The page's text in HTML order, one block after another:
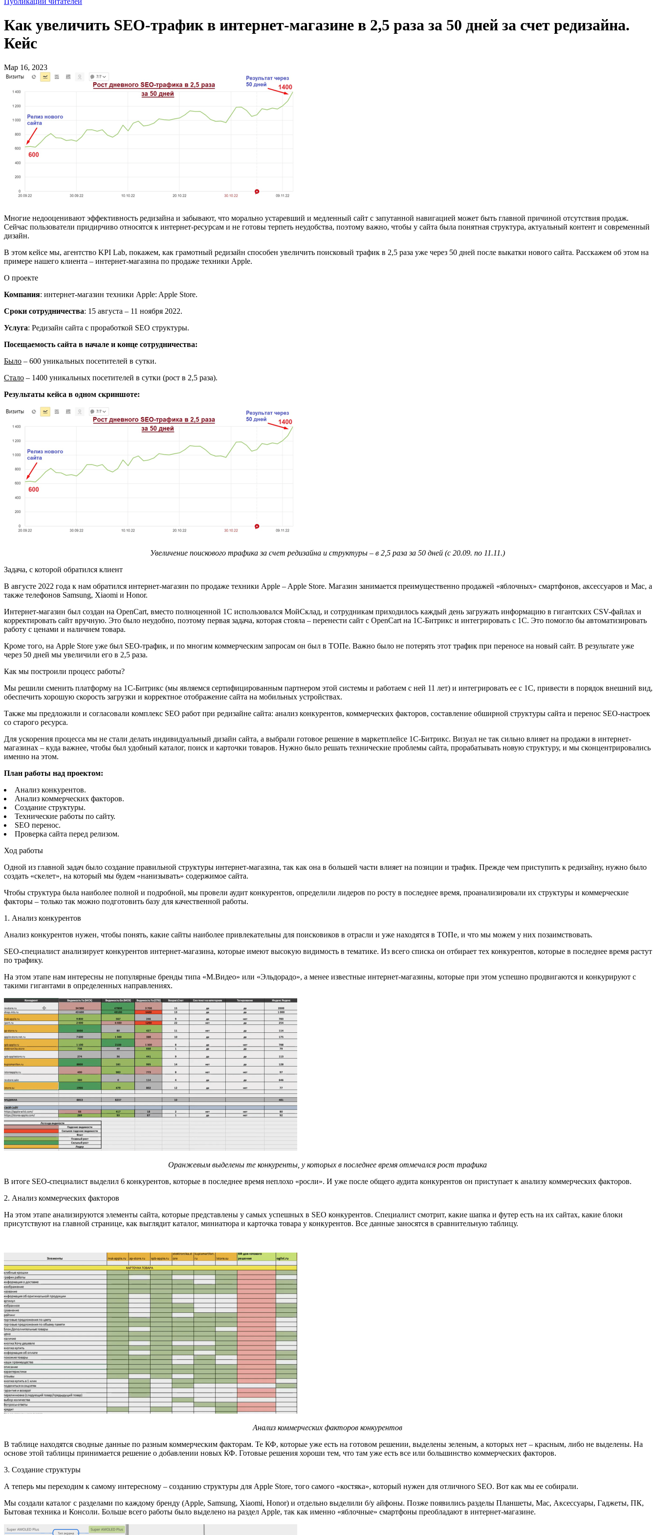
Как увеличить SEO-трафик в интернет-магазине в 2,5 раза за 50 дней за счет редизайна.
Кейс
Мар 16, 2023
Многие недооценивают эффективность редизайна и забывают, что морально устаревший и медленный сайт с запутанной навигацией может быть главной причиной отсутствия продаж.
Сейчас пользователи придирчиво относятся к интернет-ресурсам и не готовы терпеть неудобства, поэтому важно, чтобы у сайта была понятная структура, актуальный контент и современный
дизайн.
В этом кейсе мы, агентство KPI Lab, покажем, как грамотный редизайн способен увеличить поисковый трафик в 2,5 раза уже через 50 дней после выкатки нового сайта. Расскажем об этом на
примере нашего клиента – интернет-магазина по продаже техники Apple.
О проекте
Компания: интернет-магазин техники Apple: Apple Store.
Сроки сотрудничества: 15 августа – 11 ноября 2022.
Услуга: Редизайн сайта с проработкой SEO структуры.
Посещаемость сайта в начале и конце сотрудничества:
Было – 600 уникальных посетителей в сутки.
Cтало – 1400 уникальных посетителей в сутки (рост в 2,5 раза).
Результаты кейса в одном скриншоте:
Увеличение поискового трафика за счет редизайна и структуры – в 2,5 раза за 50 дней (с 20.09. по 11.11.)
Задача, с которой обратился клиент
В августе 2022 года к нам обратился интернет-магазин по продаже техники Apple – Apple Store. Магазин занимается преимущественно продажей «яблочных» смартфонов, аксессуаров и Mac, а
также телефонов Samsung, Xiaomi и Honor.
Интернет-магазин был создан на OpenCart, вместо полноценной 1С использовался МойСклад, и сотрудникам приходилось каждый день загружать информацию в гигантских CSV-файлах и
корректировать сайт вручную. Это было неудобно, поэтому первая задача, которая стояла – перенести сайт с OpenCart на 1С-Битрикс и интегрировать с 1С. Это помогло бы автоматизировать
работу с ценами и наличием товара.
Кроме того, на Apple Store уже был SEO-трафик, и по многим коммерческим запросам он был в ТОПе. Важно было не потерять этот трафик при переносе на новый сайт. В результате уже
через 50 дней мы увеличили его в 2,5 раза.
Как мы построили процесс работы?
Мы решили сменить платформу на 1С-Битрикс (мы являемся сертифицированным партнером этой системы и работаем с ней 11 лет) и интегрировать ее с 1С, привести в порядок внешний вид,
обеспечить хорошую скорость загрузки и корректное отображение сайта на мобильных устройствах.
Также мы предложили и согласовали комплекс SEO работ при редизайне сайта: анализ конкурентов, коммерческих факторов, составление обширной структуры сайта и перенос SEO-настроек
со старого ресурса.
Для ускорения процесса мы не стали делать индивидуальный дизайн сайта, а выбрали готовое решение в маркетплейсе 1С-Битрикс. Визуал не так сильно влияет на продажи в интернет-
магазинах – куда важнее, чтобы был удобный каталог, поиск и карточки товаров. Нужно было решать технические проблемы сайта, прорабатывать новую структуру, и мы сконцентрировались
именно на этом.
План работы над проектом:
Анализ конкурентов.
Анализ коммерческих факторов.
Создание структуры.
Технические работы по сайту.
SEO перенос.
Проверка сайта перед релизом.
Ход работы
Одной из главной задач было создание правильной структуры интернет-магазина, так как она в большей части влияет на позиции и трафик. Прежде чем приступить к редизайну, нужно было
создать «скелет», на который мы будем «нанизывать» содержимое сайта.
Чтобы структура была наиболее полной и подробной, мы провели аудит конкурентов, определили лидеров по росту в последнее время, проанализировали их структуры и коммерческие
факторы – только так можно подготовить базу для качественной работы.
1. Анализ конкурентов
Анализ конкурентов нужен, чтобы понять, какие сайты наиболее привлекательны для поисковиков в отрасли и уже находятся в ТОПе, и что мы можем у них позаимствовать.
SEO-специалист анализирует конкурентов интернет-магазина, которые имеют высокую видимость в тематике. Из всего списка он отбирает тех конкурентов, которые в последнее время растут
по трафику.
На этом этапе нам интересны не популярные бренды типа «М.Видео» или «Эльдорадо», а менее известные интернет-магазины, которые при этом успешно продвигаются и конкурируют с
такими гигантами в определенных направлениях.
Оранжевым выделены те конкуренты, у которых в последнее время отмечался рост трафика
В итоге SEO-специалист выделил 6 конкурентов, которые в последнее время неплохо «росли». И уже после общего аудита конкурентов он приступает к анализу коммерческих факторов.
2. Анализ коммерческих факторов
На этом этапе анализируются элементы сайта, которые представлены у самых успешных в SEO конкурентов. Специалист смотрит, какие шапка и футер есть на их сайтах, какие блоки
присутствуют на главной странице, как выглядит каталог, миниатюра и карточка товара у конкурентов. Все данные заносятся в сравнительную таблицу.
Анализ коммерческих факторов конкурентов
В таблице находятся сводные данные по разным коммерческим факторам. Те КФ, которые уже есть на готовом решении, выделены зеленым, а которых нет – красным, либо не выделены. На
основе этой таблицы принимается решение о добавлении новых КФ. Готовые решения хороши тем, что там уже есть все или большинство коммерческих факторов.
3. Создание структуры
А теперь мы переходим к самому интересному – созданию структуры для Apple Store, того самого «костяка», который нужен для отличного SEO. Вот как мы ее собирали.
Мы создали каталог с разделами по каждому бренду (Apple, Samsung, Xiaomi, Honor) и отдельно выделили б/у айфоны. Позже появились разделы Планшеты, Mac, Аксессуары, Гаджеты, ПК,
Бытовая техника и Консоли. Больше всего работы было выделено на раздел Apple, так как именно «яблочные» смартфоны преобладают в интернет-магазине.